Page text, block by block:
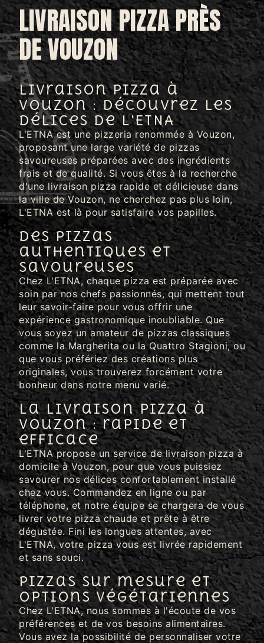
LIVRAISON PIZZA PRÈS
DE VOUZON
Livraison pizza à
Vouzon : découvrez les
délices de L'ETNA
L'ETNA est une pizzeria renommée à Vouzon,
proposant une large variété de pizzas
savoureuses préparées avec des ingrédients
frais et de qualité. Si vous êtes à la recherche
d'une livraison pizza rapide et délicieuse dans
la ville de Vouzon, ne cherchez pas plus loin,
L'ETNA est là pour satisfaire vos papilles.
Des pizzas
authentiques et
savoureuses
Chez L'ETNA, chaque pizza est préparée avec
soin par nos chefs passionnés, qui mettent tout
leur savoir-faire pour vous offrir une
expérience gastronomique inoubliable. Que
vous soyez un amateur de pizzas classiques
comme la Margherita ou la Quattro Stagioni, ou
que vous préfériez des créations plus
originales, vous trouverez forcément votre
bonheur dans notre menu varié.
La livraison pizza à
Vouzon : rapide et
efficace
L'ETNA propose un service de livraison pizza à
domicile à Vouzon, pour que vous puissiez
savourer nos délices confortablement installé
chez vous. Commandez en ligne ou par
téléphone, et notre équipe se chargera de vous
livrer votre pizza chaude et prête à être
dégustée. Fini les longues attentes, avec
L'ETNA, votre pizza vous est livrée rapidement
et sans souci.
Pizzas sur mesure et
options végétariennes
Chez L'ETNA, nous sommes à l'écoute de vos
préférences et de vos besoins alimentaires.
Vous avez la possibilité de personnaliser votre